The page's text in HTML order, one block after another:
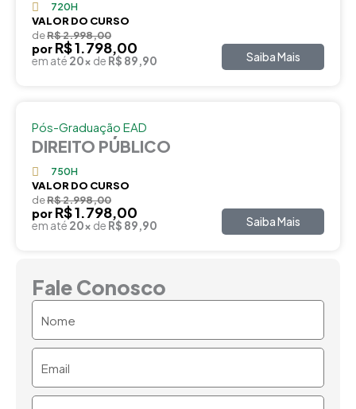
720H
VALOR DO CURSO
deR$ 2.998,00
por R$ 1.798,00
em até 20x de R$ 89,90 Saiba Mais
Pós-Graduação EAD
DIREITO PÚBLICO
750H
VALOR DO CURSO
deR$ 2.998,00
por R$ 1.798,00
em até 20x de R$ 89,90 Saiba Mais
Fale Conosco